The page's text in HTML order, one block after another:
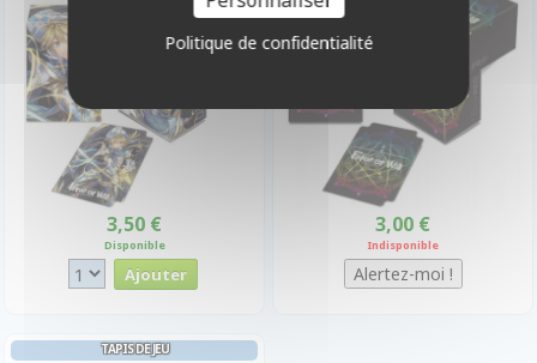
3,50 €
Disponible
3,00 €
Indisponible
TAPIS DE JEU
Politique de confidentialité